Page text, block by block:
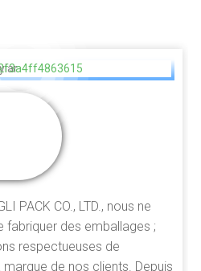
PACK CO., LTD., nous ne
fabriquer des emballages ;
respectueuses de
marque de nos clients. Depuis